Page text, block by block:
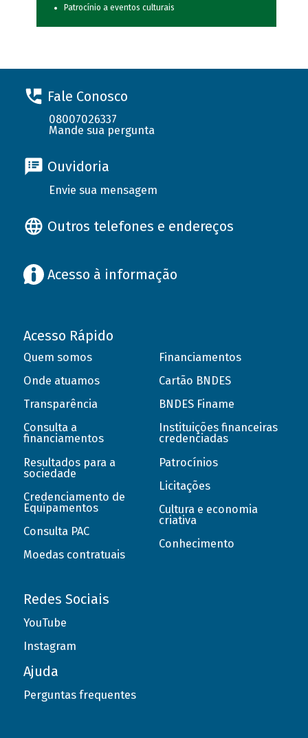
Patrocínio a eventos culturais
Fale Conosco
08007026337
Mande sua pergunta
Ouvidoria
Envie sua mensagem
Outros telefones e endereços
Acesso à informação
Acesso Rápido
Quem somos
Onde atuamos
Transparência
Consulta a
financiamentos
Resultados para a
sociedade
Credenciamento de
Equipamentos
Consulta PAC
Moedas contratuais
Financiamentos
Cartão BNDES
BNDES Finame
Instituições financeiras
credenciadas
Patrocínios
Licitações
Cultura e economia
criativa
Conhecimento
Redes Sociais
YouTube
Instagram
Ajuda
Perguntas frequentes